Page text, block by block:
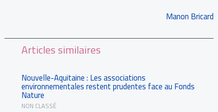
Manon Bricard
Articles similaires
Nouvelle-Aquitaine : Les associations
environnementales restent prudentes face au Fonds
Nature
NON CLASSÉ